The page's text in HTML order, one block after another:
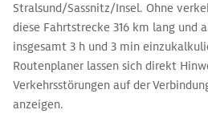
Stralsund/Sassnitz/Insel. Ohne
diese Fahrtstrecke 316 km lang und
insgesamt 3 h und 3 min
Routenplaner lassen sich direkt
Verkehrsstörungen auf der
anzeigen.